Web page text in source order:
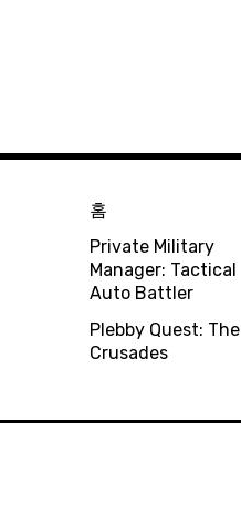
홈
Private Military
Manager: Tactical
Auto Battler
Plebby Quest: The
Crusades